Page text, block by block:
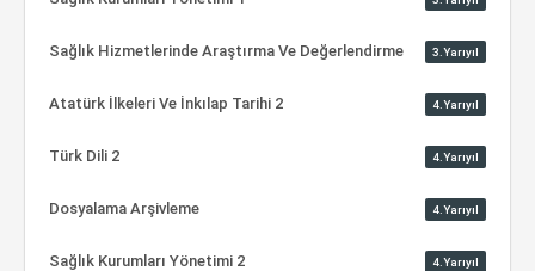
Sağlık Hizmetlerinde Araştırma Ve Değerlendirme 3.Yarıyıl
Atatürk İlkeleri Ve İnkılap Tarihi 2 4.Yarıyıl
Türk Dili 2 4.Yarıyıl
Dosyalama Arşivleme 4.Yarıyıl
Sağlık Kurumları Yönetimi 2 4.Yarıyıl